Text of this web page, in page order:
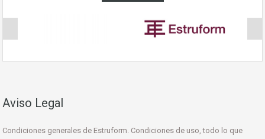
Aviso Legal
Condiciones generales de Estruform. Condiciones de uso, todo lo que